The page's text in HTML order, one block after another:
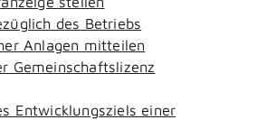
des Betriebs
Anlagen mitteilen
Gemeinschaftslizenz
Entwicklungsziels einer